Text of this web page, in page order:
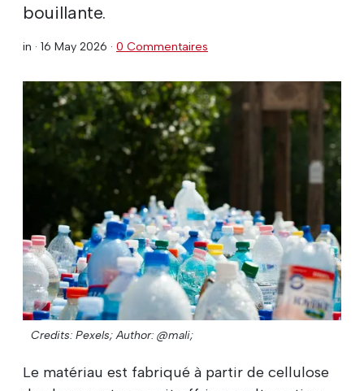
bouillante.
in · 16 May 2026 · 0 Commentaires
Credits: Pexels; Author: @mali;
Le matériau est fabriqué à partir de cellulose